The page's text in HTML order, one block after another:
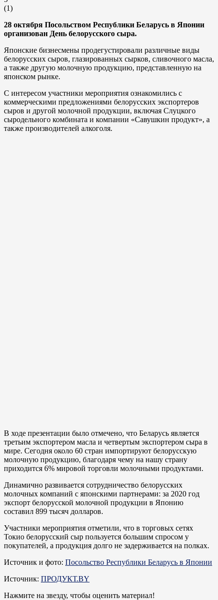
(1)
28 октября Посольством Республики Беларусь в Японии
организован День белорусского сыра.
Японские бизнесмены продегустировали различные виды
белорусских сыров, глазированных сырков, сливочного масла,
а также другую молочную продукцию, представленную на
японском рынке.
С интересом участники мероприятия ознакомились с
коммерческими предложениями белорусских экспортеров
сыров и другой молочной продукции, включая Слуцкого
сыродельного комбината и компании «Савушкин продукт», а
также производителей алкоголя.
В ходе презентации было отмечено, что Беларусь является
третьим экспортером масла и четвертым экспортером сыра в
мире. Сегодня около 60 стран импортируют белорусскую
молочную продукцию, благодаря чему на нашу страну
приходится 6% мировой торговли молочными продуктами.
Динамично развивается сотрудничество белорусских
молочных компаний с японскими партнерами: за 2020 год
экспорт белорусской молочной продукции в Японию
составил 899 тысяч долларов.
Участники мероприятия отметили, что в торговых сетях
Токио белорусский сыр пользуется большим спросом у
покупателей, а продукция долго не задерживается на полках.
Источник и фото: Посольство Республики Беларусь в Японии
Источник: ПРОДУКТ.BY
Нажмите на звезду, чтобы оценить материал!